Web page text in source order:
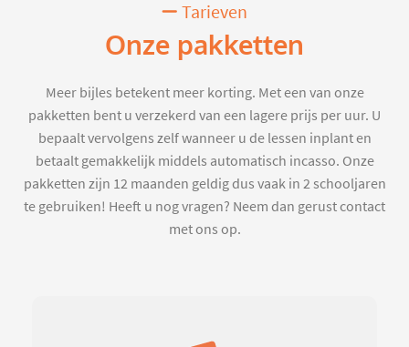
Tarieven
Onze pakketten
Meer bijles betekent meer korting. Met een van onze
pakketten bent u verzekerd van een lagere prijs per uur. U
bepaalt vervolgens zelf wanneer u de lessen inplant en
betaalt gemakkelijk middels automatisch incasso. Onze
pakketten zijn 12 maanden geldig dus vaak in 2 schooljaren
te gebruiken! Heeft u nog vragen? Neem dan gerust contact
met ons op.